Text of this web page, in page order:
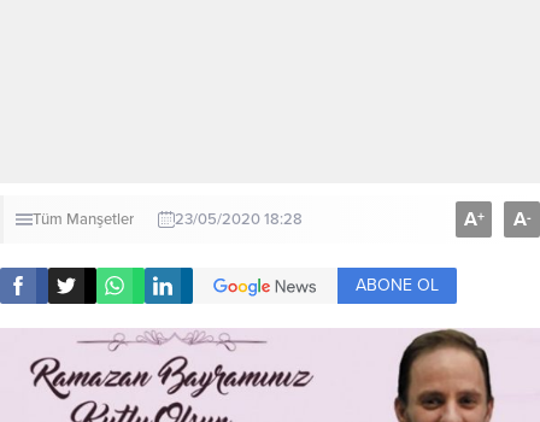
Tüm Manşetler 23/05/2020 18:28 A+ A-
ABONE OL